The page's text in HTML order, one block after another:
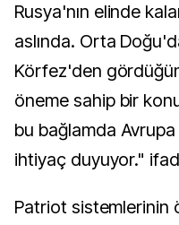
Rusya'nın elinde
aslında. Orta
Körfez'den
öneme sahip bir
bu bağlamda
ihtiyaç duyuyor."
Patriot sistemlerinin